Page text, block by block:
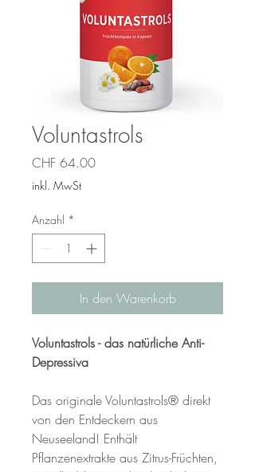
Voluntastrols
CHF 64.00Preis
inkl. MwSt
Anzahl *
In den Warenkorb
Voluntastrols - das natürliche Anti-
Depressiva
Das originale Voluntastrols® direkt
von den Entdeckern aus
Neuseeland! Enthält
Pflanzenextrakte aus Zitrus-Früchten,